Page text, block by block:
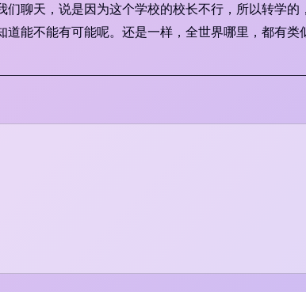
们聊天，说是因为这个学校的校长不行，所以转学
道能不能有可能呢。还是一样，全世界哪里，都有类